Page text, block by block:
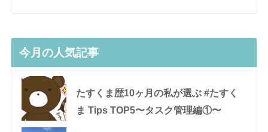
今月の人気記事
たすくま歴10ヶ月の私が選ぶ #たすく
ま Tips TOP5〜タスク管理編①〜